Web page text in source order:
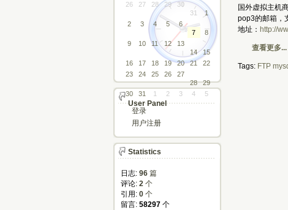
国外虚拟主机
pop3的邮箱，
地址： http://
查看更多...
Tags: FTP
26 27 28 29
30
31
1
2
3 4 5
6
7
8
9
10 11 12
13
14
15
16
17 18 19 20 21
22
23
24 25 26
27
28
29
30
31 1 2 3 4 5
User Panel
登录
用户注册
Statistics
日志: 96 篇
评论: 2 个
引用: 0 个
留言: 58297 个